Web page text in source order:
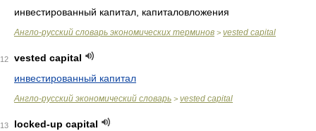
инвестированный капитал, капиталовложения
Англо-русский словарь экономических терминов > vested capital
12
vested capital
инвестированный капитал
Англо-русский экономический словарь > vested capital
13
locked-up capital